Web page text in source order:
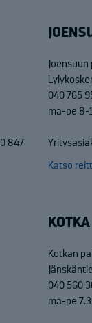
847
040 765
ma-pe 8-
Katso
KOTKA
Kotkan
040 560
ma-pe